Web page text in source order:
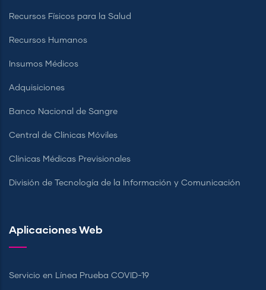
Recursos Físicos para la Salud
Recursos Humanos
Insumos Médicos
Adquisiciones
Banco Nacional de Sangre
Central de Clínicas Móviles
Clínicas Médicas Previsionales
División de Tecnología de la Información y Comunicación
Aplicaciones Web
Servicio en Línea Prueba COVID-19